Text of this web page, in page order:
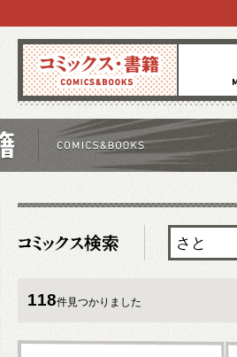
コミックス 雑誌
118件見つかりました